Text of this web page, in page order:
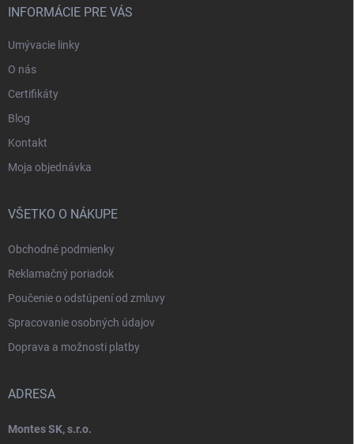
INFORMÁCIE PRE VÁS
Umývacie linky
O nás
Certifikáty
Blog
Kontakt
Moja objednávka
VŠETKO O NÁKUPE
Obchodné podmienky
Reklamačný poriadok
Poučenie o odstúpení od zmluvy
Spracovanie osobných údajov
Doprava a možnosti platby
ADRESA
Montes SK, s.r.o.